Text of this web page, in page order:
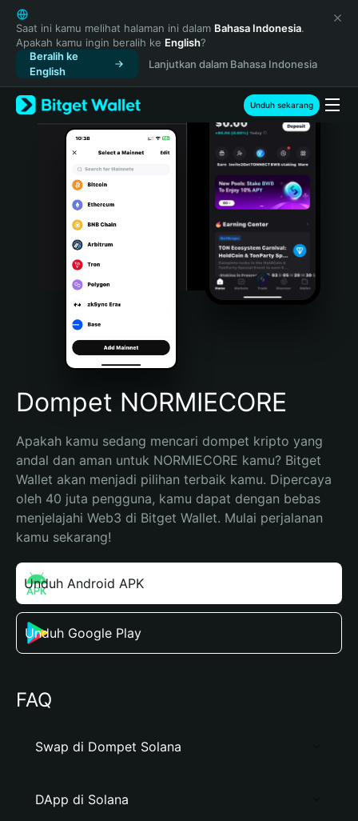
English
日本語
Tiếng Việt
Русский
Español (Latinoamérica)
Türkçe
Italiano
Português (Portugal)
Bahasa Indonesia
Português (Brasil)
Español (Argentina)
Saat ini kamu melihat halaman ini dalam Bahasa Indonesia.
Apakah kamu ingin beralih ke English?
Beralih ke
English
Lanjutkan dalam Bahasa Indonesia
Unduh sekarang
Dompet NORMIECORE
Apakah kamu sedang mencari dompet kripto yang
andal dan aman untuk NORMIECORE kamu? Bitget
Wallet akan menjadi pilihan terbaik kamu. Dipercaya
oleh 40 juta pengguna, kamu dapat dengan bebas
menjelajahi Web3 di Bitget Wallet. Mulai perjalanan
kamu sekarang!
Unduh Android APK
Unduh Google Play
FAQ
Swap di Dompet Solana
DApp di Solana